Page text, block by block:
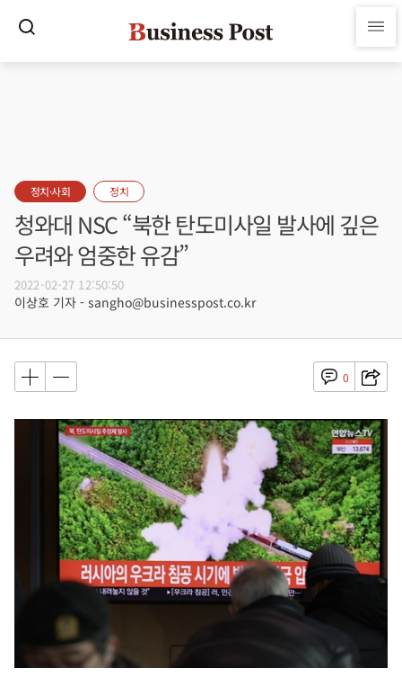
정치·사회 정치
청와대 NSC “북한 탄도미사일 발사에 깊은
우려와 엄중한 유감”
2022-02-27 12:50:50
이상호 기자 - sangho@businesspost.co.kr
0